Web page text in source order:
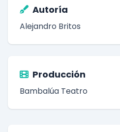
Autoría
Alejandro Britos
Producción
Bambalúa Teatro